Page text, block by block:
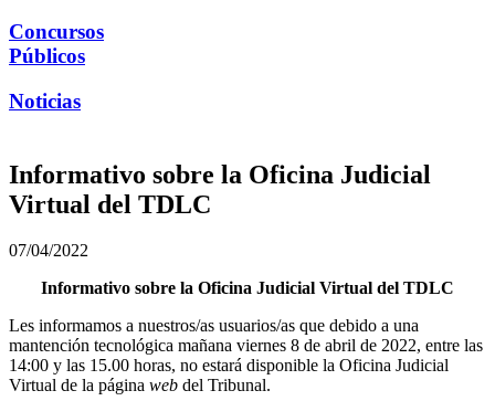
Concursos
Públicos
Noticias
Informativo sobre la Oficina Judicial
Virtual del TDLC
07/04/2022
Informativo sobre la Oficina Judicial Virtual del TDLC
Les informamos a nuestros/as usuarios/as que debido a una
mantención tecnológica mañana viernes 8 de abril de 2022, entre las
14:00 y las 15.00 horas, no estará disponible la Oficina Judicial
Virtual de la página web del Tribunal.